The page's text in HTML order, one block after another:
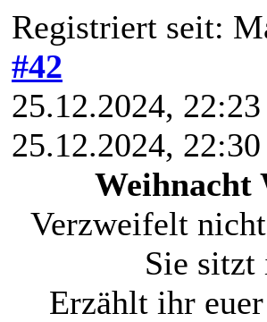
Registriert seit:
#42
25.12.2024, 22:23
25.12.2024,
Weihnacht
Verzweifelt
Sie sitzt
Erzählt ihr